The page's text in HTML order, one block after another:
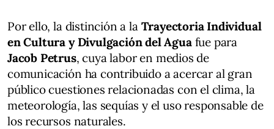
Por ello, la distinción a la Trayectoria Individual
en Cultura y Divulgación del Agua fue para
Jacob Petrus, cuya labor en medios de
comunicación ha contribuido a acercar al gran
público cuestiones relacionadas con el clima, la
meteorología, las sequías y el uso responsable de
los recursos naturales.